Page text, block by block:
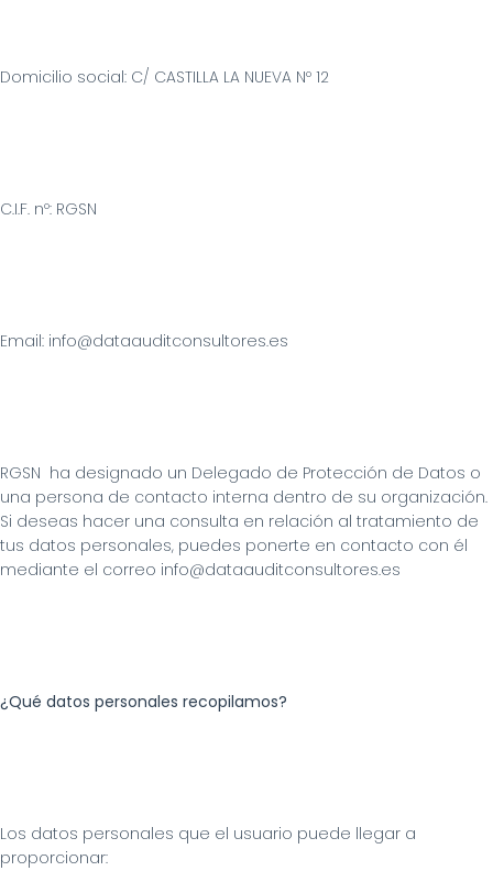
Domicilio social: C/ CASTILLA LA NUEVA Nº 12
C.I.F. nº: RGSN
Email: info@dataauditconsultores.es
RGSN  ha designado un Delegado de Protección de Datos o
una persona de contacto interna dentro de su organización.
Si deseas hacer una consulta en relación al tratamiento de
tus datos personales, puedes ponerte en contacto con él
mediante el correo info@dataauditconsultores.es
¿Qué datos personales recopilamos?
Los datos personales que el usuario puede llegar a
proporcionar: